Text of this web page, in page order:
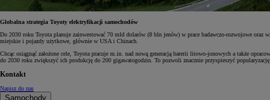
Globalna strategia Toyoty elektryfikacji samochodów
Do 2030 roku Toyota planuje zainwestować 70 mld dolarów (8 bln jenów) w prace badawczo-rozwojowe
miejskie i pojazdy użytkowe, głównie w USA i Chinach.
Chcąc osiągnąć założone cele, Toyota pracuje m.in. nad nową generacją baterii litowo-jonowych a także
do 2030 roku zwiększyć ich produkcję do 200 gigawatogodzin. To pozwoli znacznie przyspieszyć
Kontakt
Napisz do nas
Samochody